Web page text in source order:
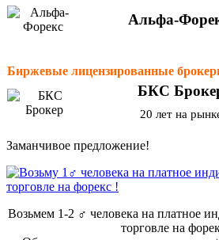
Альфа-
Биржевые лицензированные
БКС
20 лет на
Заманчивое предложение!
Возьмем 1-2 ‍♂️ человека на платное
торговле на